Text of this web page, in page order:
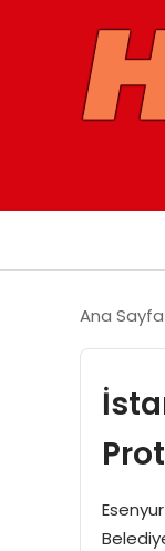
Ana Sayfa